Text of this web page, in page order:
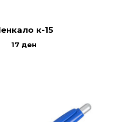
к-15
17 ден